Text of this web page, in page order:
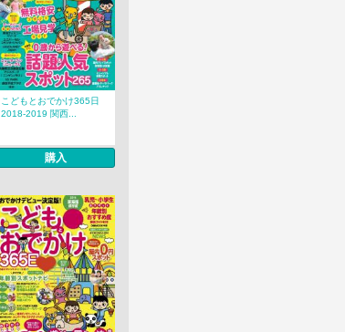
こどもとおでかけ365日
2018-2019 関西...
購入